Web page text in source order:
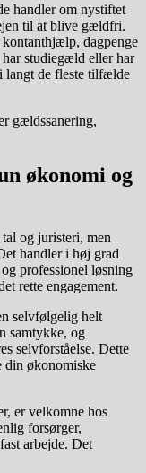
handler om nystiftet
til at blive gældfri.
dagpenge
studiegæld eller har
langt de fleste tilfælde
økonomi og
og juristeri, men
handler i høj grad
professionel løsning
rette engagement.
selvfølgelig helt
samtykke, og
selvforståelse. Dette
din økonomiske
er velkomne hos
forsørger,
arbejde. Det